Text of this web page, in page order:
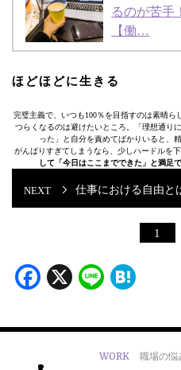
るのが苦手
【働…
ほどほどに生きる
完璧主義で、いつも100％を目指すのは素晴
つらくなるのは避けたいところ。「理想通り
った」と自分を責めてばかりいると、
がんばりすぎてしまうなら、少しハードルを
して「今日はここまでできた」と満足
仕事における自由と
1
Facebook
X Line
WORK 職場の悩